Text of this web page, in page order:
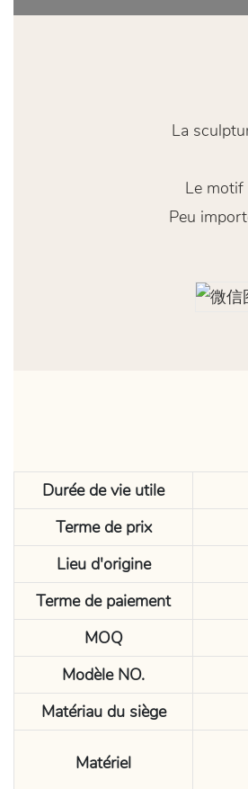
La
Le motif
Peu
Durée de vie utile
Terme de prix
Lieu d'origine
Terme de paiement
MOQ
Modèle NO.
Matériau du siège
Matériel